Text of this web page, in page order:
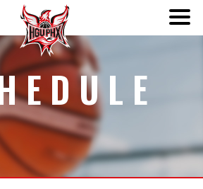
TEAM
SCHEDULE